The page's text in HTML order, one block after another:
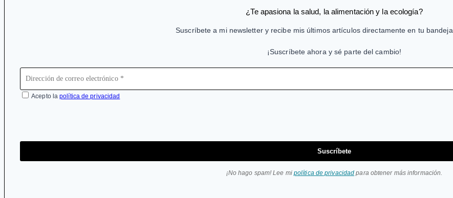
¿Te apasiona la salud, la alimentación y la ecología?
Suscríbete a mi newsletter y recibe mis últimos artículos directamente en tu
¡Suscríbete ahora y sé parte del cambio!
Acepto lapolítica de privacidad
Suscríbete
¡No hago spam! Lee mi política de privacidad para obtener más información.